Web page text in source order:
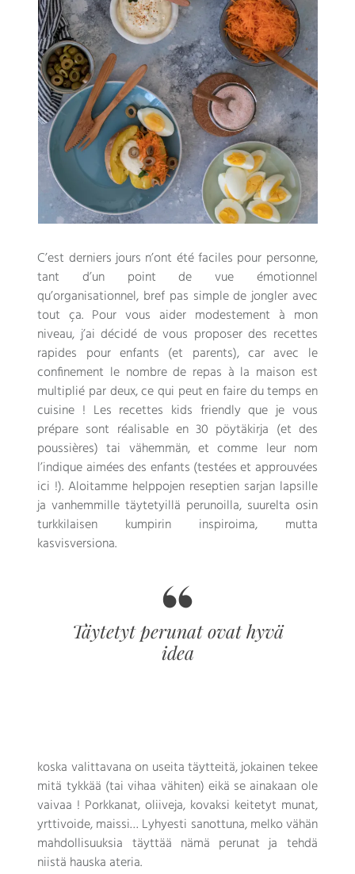
C’est derniers jours n’ont été faciles pour personne,
tant d’un point de vue émotionnel
qu’organisationnel, bref pas simple de jongler avec
tout ça. Pour vous aider modestement à mon
niveau,j’ai décidé de vous proposer des recettes
rapides pour enfants (et parents),car avec le
confinement le nombre de repas à la maison est
multiplié par deux,ce qui peut en faire du temps en
cuisine ! Les recettes kids friendly que je vous
prépare sont réalisable en30 pöytäkirja (et des
poussières) tai vähemmän, et comme leur nom
l’indique aimées des enfants (testées et approuvées
ici !). Aloitamme helppojen reseptien sarjan lapsille
ja vanhemmille täytetyillä perunoilla, suurelta osin
turkkilaisen kumpirin inspiroima, mutta
kasvisversiona.
Täytetyt perunat ovat hyvä
idea
koska valittavana on useita täytteitä, jokainen tekee
mitä tykkää (tai vihaa vähiten) eikä se ainakaan ole
vaivaa ! Porkkanat, oliiveja, kovaksi keitetyt munat,
yrttivoide, maissi… Lyhyesti sanottuna, melko vähän
mahdollisuuksia täyttää nämä perunat ja tehdä
niistä hauska ateria.